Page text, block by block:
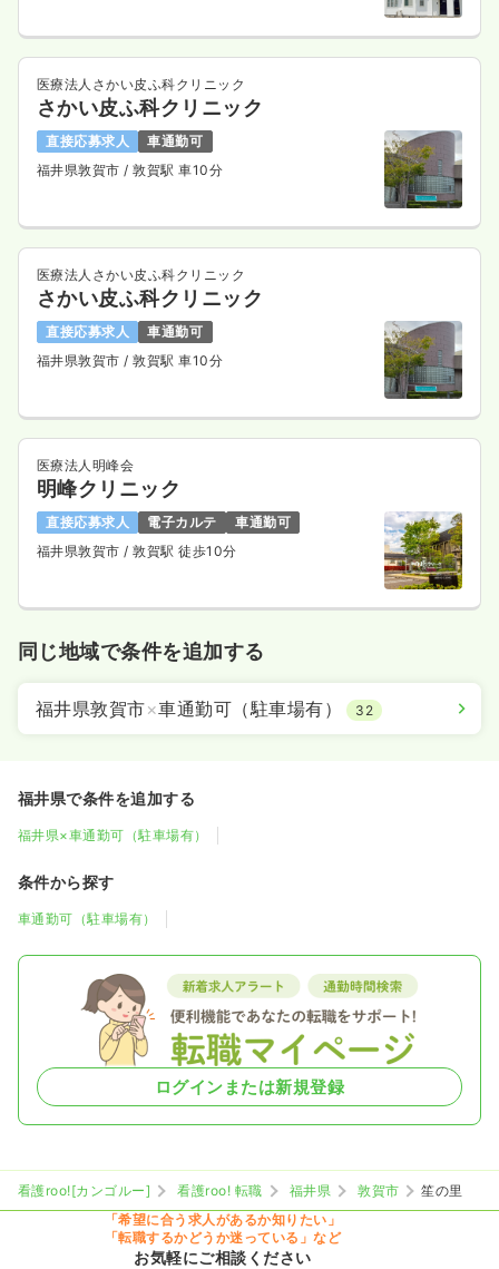
医療法人さかい皮ふ科クリニック
さかい皮ふ科クリニック
直接応募求人
車通勤可
福井県敦賀市/ 敦賀駅 車10分
医療法人さかい皮ふ科クリニック
さかい皮ふ科クリニック
直接応募求人
車通勤可
福井県敦賀市/ 敦賀駅 車10分
医療法人明峰会
明峰クリニック
直接応募求人 電子カルテ
車通勤可
福井県敦賀市/ 敦賀駅 徒歩10分
同じ地域で条件を追加する
福井県敦賀市×車通勤可（駐車場有） 32
福井県で条件を追加する
福井県×車通勤可（駐車場有）
条件から探す
車通勤可（駐車場有）
ログインまたは新規登録
看護roo![カンゴルー] 看護roo! 転職 福井県 敦賀市
笙の里
「希望に合う求人があるか知りたい」
「転職するかどうか迷っている」など
お気軽にご相談ください